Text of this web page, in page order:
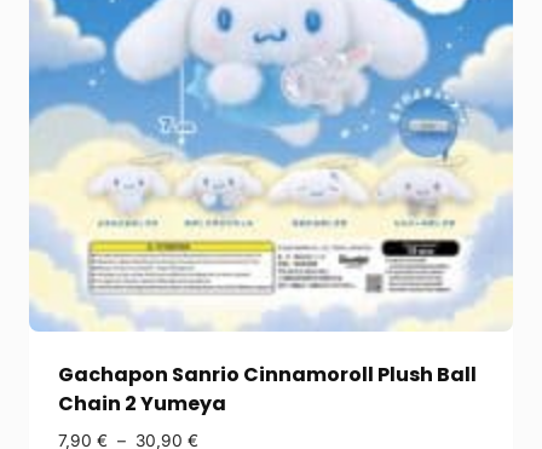
Gachapon Sanrio Cinnamoroll Plush Ball
Chain 2 Yumeya
7,90 € – 30,90 €